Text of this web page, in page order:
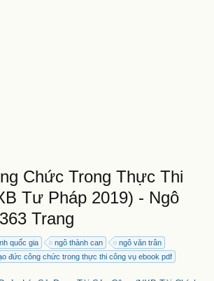
Chức Trong Thực Thi
Tư Pháp 2019) - Ngô
Trang
quốc gia ngô thành can
ngô văn trân
đức công chức trong thực thi công vụ ebook pdf